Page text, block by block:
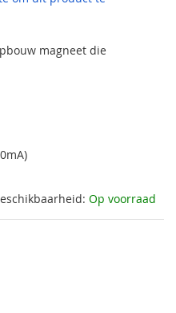
magneet die
Op voorraad